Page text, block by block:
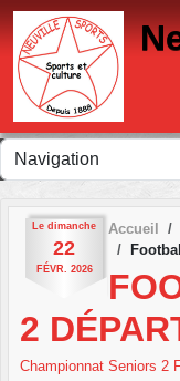
Le dimanche
22
FÉVR. 2026
Accueil
2
Championnat Seniors 2
Panneau de gestion